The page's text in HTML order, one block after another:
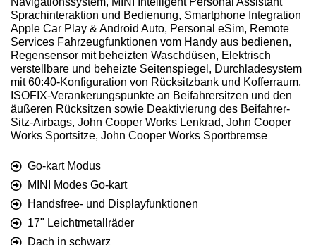
Sprachinteraktion und Bedienung, Smartphone Integration
Apple Car Play & Android Auto, Personal eSim, Remote
Services Fahrzeugfunktionen vom Handy aus bedienen,
Regensensor mit beheizten Waschdüsen, Elektrisch
verstellbare und beheizte Seitenspiegel, Durchladesystem
mit 60:40-Konfiguration von Rücksitzbank und Kofferraum,
ISOFIX-Verankerungspunkte an Beifahrersitzen und den
äußeren Rücksitzen sowie Deaktivierung des Beifahrer-
Sitz-Airbags, John Cooper Works Lenkrad, John Cooper
Works Sportsitze, John Cooper Works Sportbremse
Go-kart Modus
MINI Modes Go-kart
Handsfree- und Displayfunktionen
17" Leichtmetallräder
Dach in schwarz